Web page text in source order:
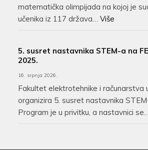
matematička olimpijada na kojoj je
učenika iz 117 država… Više
5. susret nastavnika STEM-a na
2025.
16. srpnja 2026.
Fakultet elektrotehnike i računarstva
organizira 5. susret nastavnika
Program je u privitku, a nastavnici